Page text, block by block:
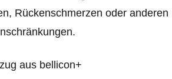
Rückenschmerzen oder anderen
aus bellicon+